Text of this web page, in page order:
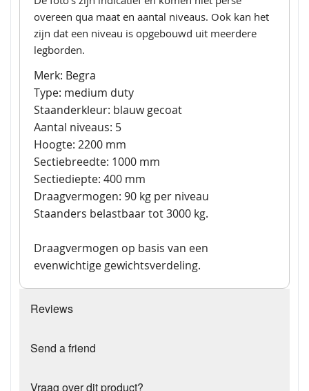
overeen qua maat en aantal niveaus. Ook kan het
zijn dat een niveau is opgebouwd uit meerdere
legborden.
Merk: Begra
Type: medium duty
Staanderkleur: blauw gecoat
Aantal niveaus: 5
Hoogte: 2200 mm
Sectiebreedte: 1000 mm
Sectiediepte: 400 mm
Draagvermogen: 90 kg per niveau
Staanders belastbaar tot 3000 kg.
Draagvermogen op basis van een
evenwichtige gewichtsverdeling.
Reviews
Send a friend
Vraag over dit product?